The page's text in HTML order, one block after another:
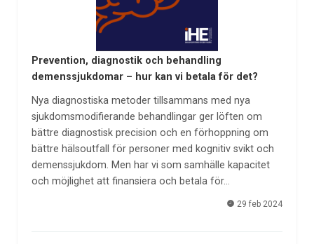
Prevention, diagnostik och behandling
demenssjukdomar – hur kan vi betala för det?
Nya diagnostiska metoder tillsammans med nya
sjukdomsmodifierande behandlingar ger löften om
bättre diagnostisk precision och en förhoppning om
bättre hälsoutfall för personer med kognitiv svikt och
demenssjukdom. Men har vi som samhälle kapacitet
och möjlighet att finansiera och betala för…
29 feb 2024